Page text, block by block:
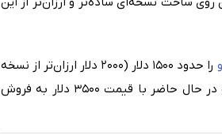
را حدود ۱۵۰۰ دلار (۲۰۰۰ دلار ارزان‌تر از نسخه
رقابت کند. ویژن پرو در حال حاضر با قیمت ۳۵۰۰ دلار به فروش